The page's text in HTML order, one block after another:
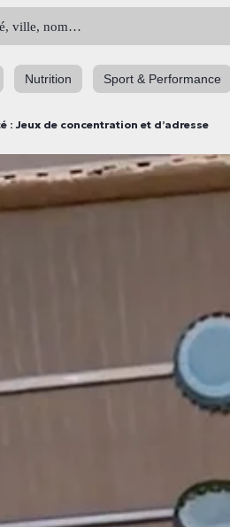
Nutrition Sport & Performance
: Jeux de concentration et d’adresse